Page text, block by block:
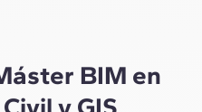
actuales.BIM en